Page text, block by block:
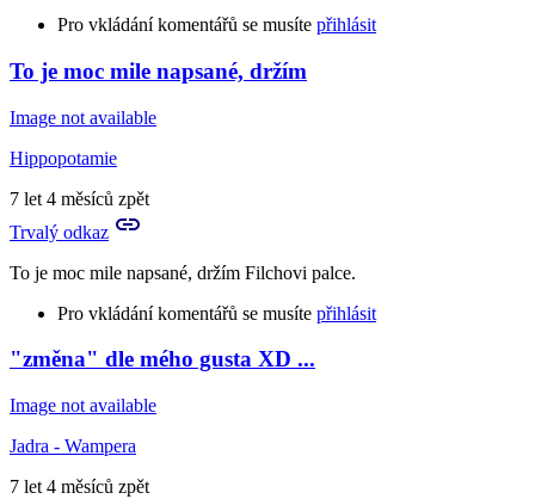
Pro vkládání komentářů se musíte přihlásit
In
to
Super.
Hlavně
Snape
by
To je moc mile napsané, držím
Image not available
Hippopotamie
7 let 4 měsíců zpět
Trvalý odkaz
To je moc mile napsané, držím Filchovi palce.
Pro vkládání komentářů se musíte přihlásit
"změna" dle mého gusta XD ...
Image not available
Jadra - Wampera
7 let 4 měsíců zpět